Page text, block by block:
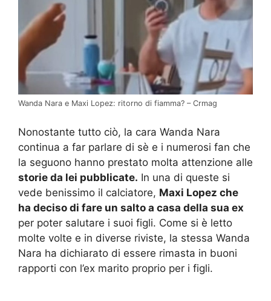
Wanda Nara e Maxi Lopez: ritorno di fiamma? – Crmag
Nonostante tutto ciò, la cara Wanda Nara
continua a far parlare di sè e i numerosi fan che
la seguono hanno prestato molta attenzione alle
storie da lei pubblicate. In una di queste si
vede benissimo il calciatore, Maxi Lopez che
ha deciso di fare un salto a casa della sua ex
per poter salutare i suoi figli. Come si è letto
molte volte e in diverse riviste, la stessa Wanda
Nara ha dichiarato di essere rimasta in buoni
rapporti con l’ex marito proprio per i figli.